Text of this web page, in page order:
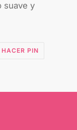
suave y
HACER PINPINEAR
EN